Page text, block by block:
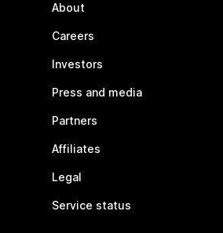
About
Careers
Investors
Press and media
Partners
Affiliates
Legal
Service status